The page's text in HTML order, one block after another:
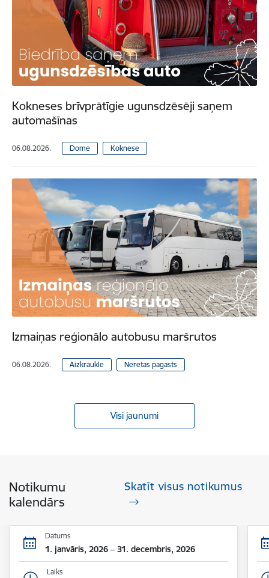
Kokneses brīvprātīgie ugunsdzēsēji saņem
automašīnas
06.08.2026. Dome Koknese
Izmaiņas reģionālo autobusu maršrutos
06.08.2026. Aizkraukle Neretas pagasts
Visi jaunumi
Notikumu
kalendārs
Skatīt visus notikumus
Datums
1. janvāris, 2026 – 31. decembris, 2026
Laiks